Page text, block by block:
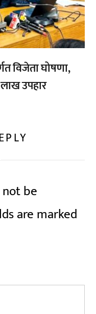
विजेता घोषणा,
उपहार
be
are marked